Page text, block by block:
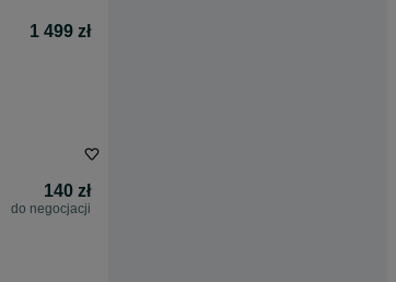
1 499 zł
140 zł
do negocjacji